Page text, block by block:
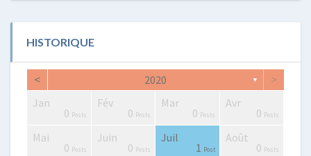
HISTORIQUE
< 2020 ▼ >
Jan
0 Posts
Fév
0 Posts
Mar
0 Posts
Avr
0 Posts
Mai
0 Posts
Juin
0 Posts
Juil
1 Post
Août
0 Posts